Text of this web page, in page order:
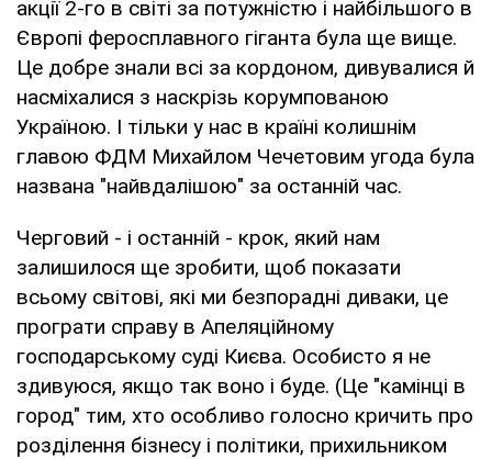
акції 2-го в світі за потужністю і найбільшого в
Європі феросплавного гіганта була ще вище.
Це добре знали всі за кордоном, дивувалися й
насміхалися з наскрізь корумпованою
Україною. І тільки у нас в країні колишнім
главою ФДМ Михайлом Чечетовим угода була
названа "найвдалішою" за останній час.
Черговий - і останній - крок, який нам
залишилося ще зробити, щоб показати
всьому світові, які ми безпорадні диваки, це
програти справу в Апеляційному
господарському суді Києва. Особисто я не
здивуюся, якщо так воно і буде. (Це "камінці в
город" тим, хто особливо голосно кричить про
розділення бізнесу і політики, прихильником